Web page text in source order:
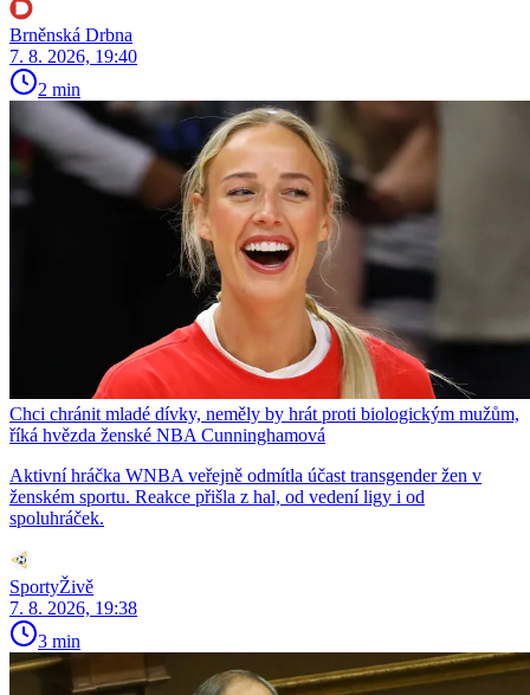
Brněnská Drbna
7. 8. 2026, 19:40
2 min
Chci chránit mladé dívky, neměly by hrát proti biologickým mužům,
říká hvězda ženské NBA Cunninghamová
Aktivní hráčka WNBA veřejně odmítla účast transgender žen v
ženském sportu. Reakce přišla z hal, od vedení ligy i od
spoluhráček.
SportyŽivě
7. 8. 2026, 19:38
3 min